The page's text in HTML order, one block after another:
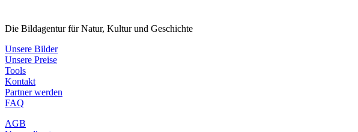
Die Bildagentur für Natur, Kultur und Geschichte
Unsere Bilder
Unsere Preise
Tools
Kontakt
Partner werden
FAQ
AGB